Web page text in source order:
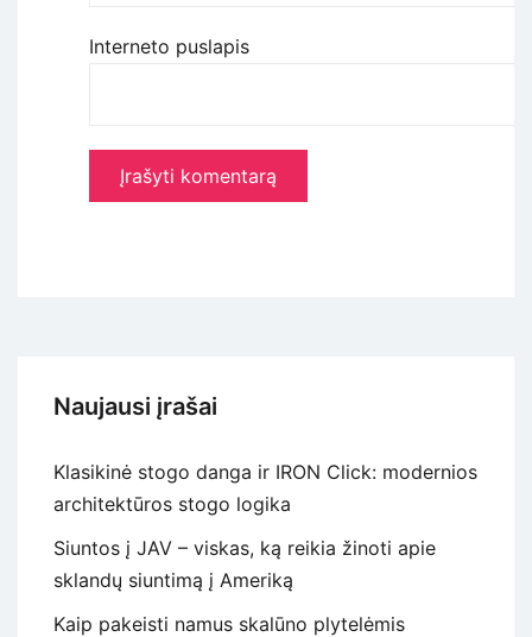
Interneto puslapis
Naujausi įrašai
Klasikinė stogo danga ir IRON Click: modernios
architektūros stogo logika
Siuntos į JAV – viskas, ką reikia žinoti apie
sklandų siuntimą į Ameriką
Kaip pakeisti namus skalūno plytelėmis